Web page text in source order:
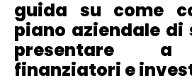
guida su come
piano aziendale di
presentare a
finanziatori e